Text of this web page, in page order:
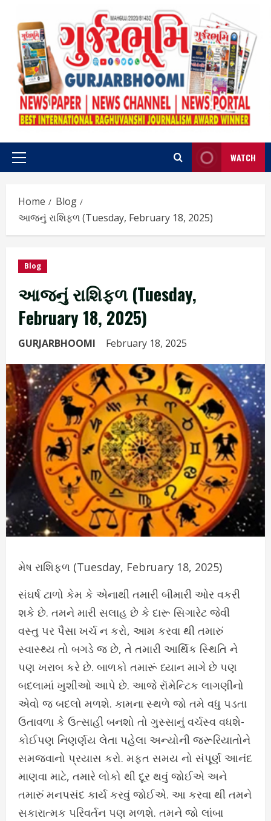
content
Primary
WATCH
Home
Blog
આજનું રાશિફળ (Tuesday, February 18, 2025)
Blog
આજનું રાશિફળ (Tuesday,
February 18, 2025)
GURJARBHOOMI February 18, 2025
મેષ રાશિફળ (Tuesday, February 18, 2025)
સંઘર્ષ ટાળો કેમ કે એનાથી તમારી બીમારી ઓર વકરી
શકે છે. તમને મારી સલાહ છે કે દારૂ સિગારેટ જેવી
વસ્તુ પર પૈસા ખર્ચ ન કરો, આમ કરવા થી તમારું
સ્વાસ્થ્ય તો બગડે જ છે, તે તમારી આર્થિક સ્થિતિ ને
પણ ખરાબ કરે છે. બાળકો તમારૂં ધ્યાન માગે છે પણ
બદલામાં ખુશીઓ આપે છે. આજે રૉમેન્ટિક લાગણીનો
એવો જ બદલો મળશે. કામના સ્થળે જો તમે વધુ પડતા
ઉતાવળા કે ઉત્સાહી બનશો તો ગુસ્સાનું વર્ચસ્વ વધશે-
કોઈપણ નિણર્ણય લેતા પહેલા અન્યોની જરૂરિયાતોને
સમજવાનો પ્રયાસ કરો. મફત સમય નો સંપૂર્ણ આનંદ
માણવા માટે, તમારે લોકો થી દૂર થવું જોઈએ અને
તમારું મનપસંદ કાર્ય કરવું જોઈએ. આ કરવા થી તમને
સકારાત્મક પરિવર્તન પણ મળશે. તમને જો લાંબા